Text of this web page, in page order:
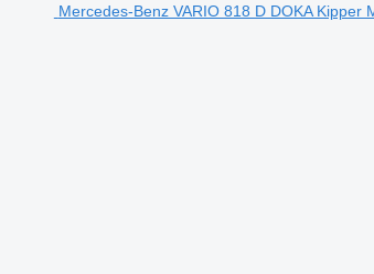
Mercedes-Benz VARIO 818 D DOKA Kipper